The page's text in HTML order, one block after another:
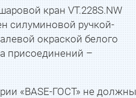
кран VT.228S.NW
силуминовой ручкой-
окраской белого
присоединений –
«BASE-ГОСТ» не должны